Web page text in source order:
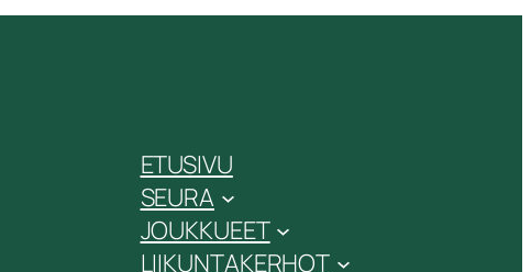
ETUSIVU
SEURA
JOUKKUEET
LIIKUNTAKERHOT